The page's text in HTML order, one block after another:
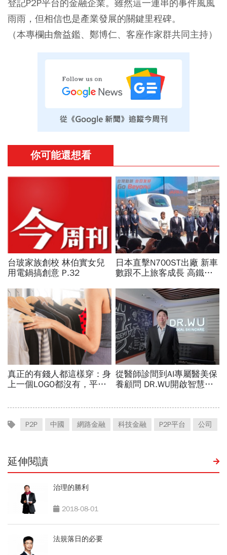
登記P2P平台的金融企業。雖然這一連串的事件風風
雨雨，但相信也是產業發展的關鍵里程碑。
（本專欄由詹益鑑、鄭博仁、客座作家群共同主持）
P2P 中國 網路金融 科技金融 P2P平台 公司
延伸閱讀
治理的勝利
2018-08-01
法規落日的必要